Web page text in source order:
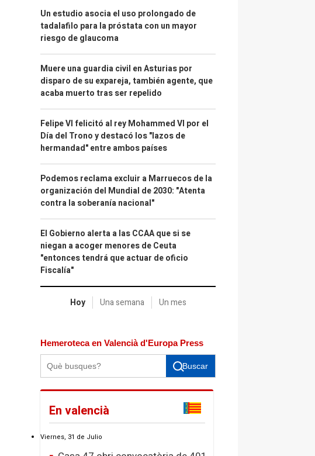
Un estudio asocia el uso prolongado de
tadalafilo para la próstata con un mayor
riesgo de glaucoma
Muere una guardia civil en Asturias por
disparo de su expareja, también agente, que
acaba muerto tras ser repelido
Felipe VI felicitó al rey Mohammed VI por el
Día del Trono y destacó los "lazos de
hermandad" entre ambos países
Podemos reclama excluir a Marruecos de la
organización del Mundial de 2030: "Atenta
contra la soberanía nacional"
El Gobierno alerta a las CCAA que si se
niegan a acoger menores de Ceuta
"entonces tendrá que actuar de oficio
Fiscalía"
Hoy Una semana Un mes
Hemeroteca en Valencià d'Europa Press
Buscar
En valencià
Viernes, 31 de Julio